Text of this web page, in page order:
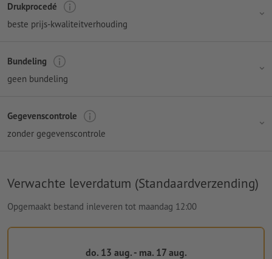
Drukprocedé
beste prijs-kwaliteitverhouding
Bundeling
geen bundeling
Gegevenscontrole
zonder gegevenscontrole
Verwachte leverdatum (Standaardverzending)
Opgemaakt bestand inleveren tot maandag 12:00
do. 13 aug. - ma. 17 aug.